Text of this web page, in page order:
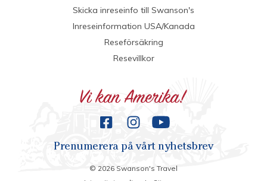
Skicka inreseinfo till Swanson's
Inreseinformation USA/Kanada
Reseförsäkring
Resevillkor
Prenumerera på vårt nyhetsbrev
© 2026 Swanson's Travel